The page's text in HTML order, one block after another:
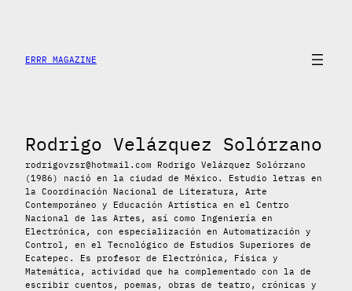
contenido
ERRR MAGAZINE
Rodrigo Velázquez Solórzano
rodrigovzsr@hotmail.com Rodrigo Velázquez Solórzano
(1986) nació en la ciudad de México. Estudio letras en
la Coordinación Nacional de Literatura, Arte
Contemporáneo y Educación Artística en el Centro
Nacional de las Artes, así como Ingeniería en
Electrónica, con especialización en Automatización y
Control, en el Tecnológico de Estudios Superiores de
Ecatepec. Es profesor de Electrónica, Física y
Matemática, actividad que ha complementado con la de
escribir cuentos, poemas, obras de teatro, crónicas y